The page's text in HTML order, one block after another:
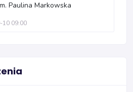
Paulina Markowska
10 09:00